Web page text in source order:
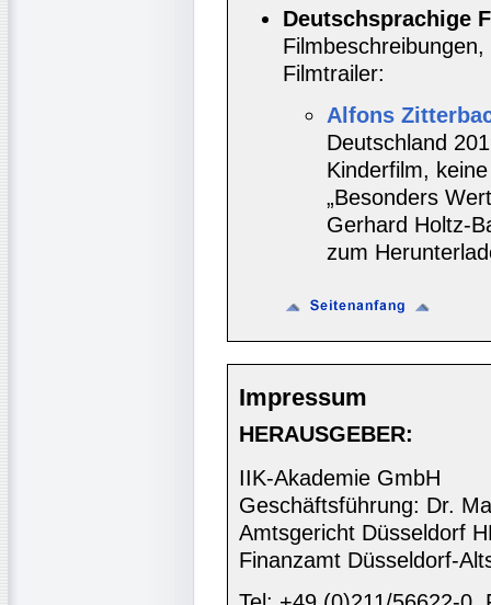
Deutschsprachige
Filmtrailer:
Alfons
Deutschland
Kinderfilm,
„Besonders
Gerhard Holtz-
zum
Impressum
HERAUSGEBER:
IIK-Akademie GmbH
Geschäftsführung: Dr.
Amtsgericht Düsseldorf
Finanzamt Düsseldorf-